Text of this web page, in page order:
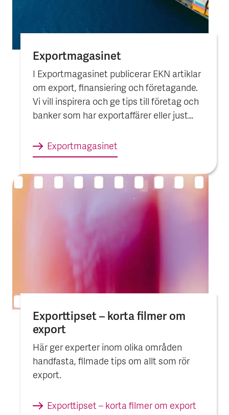
Export­magasinet
I Exportmagasinet publicerar EKN artiklar
om export, finansiering och företagande.
Vi vill inspirera och ge tips till företag och
banker som har exportaffärer eller just
Export­magasinet
Export­tipset – korta filmer om
export
Här ger experter inom olika områden
handfasta, filmade tips om allt som rör
export.
Export­tipset – korta filmer om export